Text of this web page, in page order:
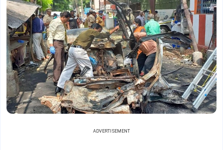
ADVERTISEMENT